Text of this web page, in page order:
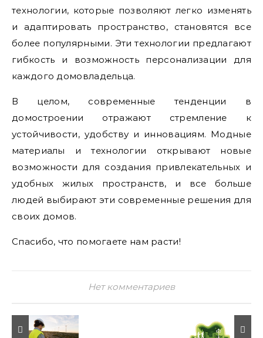
технологии, которые позволяют легко изменять
и адаптировать пространство, становятся все
более популярными. Эти технологии предлагают
гибкость и возможность персонализации для
каждого домовладельца.
В целом, современные тенденции в
домостроении отражают стремление к
устойчивости, удобству и инновациям. Модные
материалы и технологии открывают новые
возможности для создания привлекательных и
удобных жилых пространств, и все больше
людей выбирают эти современные решения для
своих домов.
Спасибо, что помогаете нам расти!
Нет комментариев